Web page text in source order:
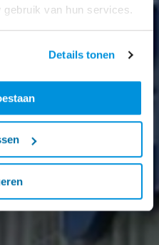
van hun services.
Details tonen